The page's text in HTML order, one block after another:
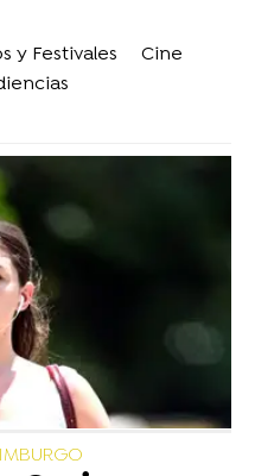
y Festivales
Cine